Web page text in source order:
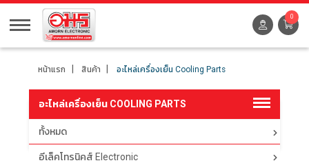
0
หน้าแรก สินค้า อะไหล่เครื่องเย็น Cooling Parts
อะไหล่เครื่องเย็น COOLING PARTS
ทั้งหมด
อีเล็คโทรนิคส์ Electronic
ตัวกรอง